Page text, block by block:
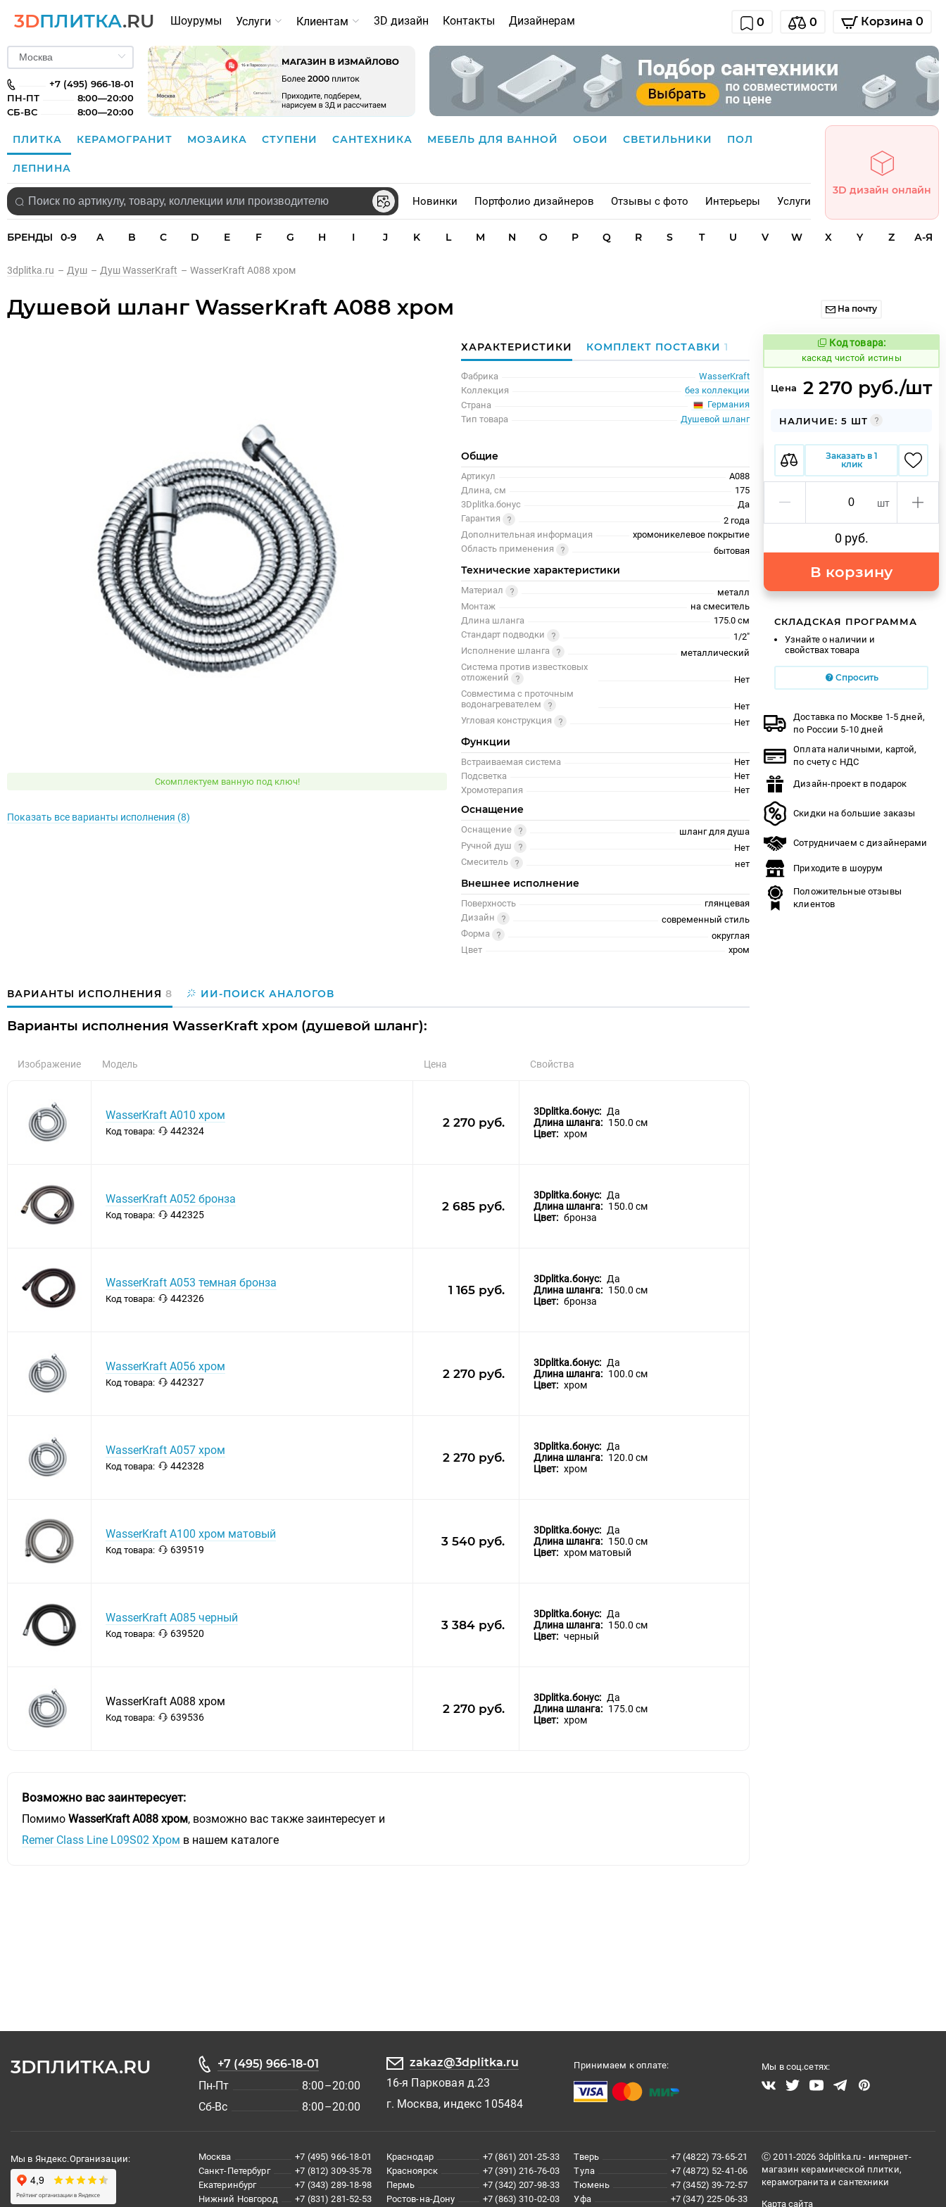
3DПЛИТКА.RU Шоурумы Услуги Клиентам 3D дизайн Контакты Дизайнерам 0 0 Корзина 0
+7 (495) 966-18-01
ПН-ПТ
8:00—20:00
СБ-ВС
8:00—20:00
ПЛИТКА КЕРАМОГРАНИТ МОЗАИКА СТУПЕНИ САНТЕХНИКА МЕБЕЛЬ ДЛЯ ВАННОЙ ОБОИ СВЕТИЛЬНИКИ ПОЛ
ЛЕПНИНА
Новинки Портфолио дизайнеров Отзывы с фото Интерьеры Услуги
3D дизайн онлайн
БРЕНДЫ 0-9 A B C D E F G H I J K L M N O P Q R S T U V W X Y Z А-Я
3dplitka.ru – Душ – Душ WasserKraft – WasserKraft A088 хром
Душевой шланг WasserKraft A088 хром На почту
Скомплектуем ванную под ключ!
Показать все варианты исполнения (8)
ХАРАКТЕРИСТИКИ КОМПЛЕКТ ПОСТАВКИ1
Фабрика
WasserKraft
Коллекция
без коллекции
Страна
Германия
Тип товара
Душевой шланг
Общие
Артикул
A088
Длина, см
175
3Dplitka.бонус
Да
Гарантия
2 года
Дополнительная информация
хромоникелевое покрытие
Область применения
бытовая
Технические характеристики
Материал
металл
Монтаж
на смеситель
Длина шланга
175.0 см
Стандарт подводки
1/2"
Исполнение шланга
металлический
Система против известковых
отложений
Нет
Совместима с проточным
водонагревателем
Нет
Угловая конструкция
Нет
Функции
Встраиваемая система
Нет
Подсветка
Нет
Хромотерапия
Нет
Оснащение
Оснащение
шланг для душа
Ручной душ
Нет
Смеситель
нет
Внешнее исполнение
Поверхность
глянцевая
Дизайн
современный стиль
Форма
округлая
Цвет
хром
ВАРИАНТЫ ИСПОЛНЕНИЯ 8 ИИ-ПОИСК АНАЛОГОВ
Варианты исполнения WasserKraft хром (душевой шланг):
Изображение Модель Цена Свойства
WasserKraft A010 хром
Код товара: 442324
2 270 руб.
3Dplitka.бонус: Да
Длина шланга: 150.0 см
Цвет: хром
WasserKraft A052 бронза
Код товара: 442325
2 685 руб.
3Dplitka.бонус: Да
Длина шланга: 150.0 см
Цвет: бронза
WasserKraft A053 темная бронза
Код товара: 442326
1 165 руб.
3Dplitka.бонус: Да
Длина шланга: 150.0 см
Цвет: бронза
WasserKraft A056 хром
Код товара: 442327
2 270 руб.
3Dplitka.бонус: Да
Длина шланга: 100.0 см
Цвет: хром
WasserKraft A057 хром
Код товара: 442328
2 270 руб.
3Dplitka.бонус: Да
Длина шланга: 120.0 см
Цвет: хром
WasserKraft A100 хром матовый
Код товара: 639519
3 540 руб.
3Dplitka.бонус: Да
Длина шланга: 150.0 см
Цвет: хром матовый
WasserKraft A085 черный
Код товара: 639520
3 384 руб.
3Dplitka.бонус: Да
Длина шланга: 150.0 см
Цвет: черный
WasserKraft A088 хром
Код товара: 639536
2 270 руб.
3Dplitka.бонус: Да
Длина шланга: 175.0 см
Цвет: хром
Возможно вас заинтересует:
Помимо WasserKraft A088 хром, возможно вас также заинтересует и
Remer Class Line L09S02 Хром в нашем каталоге
Код товара:
639536 Код товара:
каскад чистой истины
Цена 2 270 руб./шт
НАЛИЧИЕ: 5 ШТ
Заказать в 1
клик
шт
0 руб.
В корзину
СКЛАДСКАЯ ПРОГРАММА
Узнайте о наличии и
свойствах товара
Спросить
Доставка по Москве 1-5 дней,
по России 5-10 дней
Оплата наличными, картой,
по счету с НДС
Дизайн-проект в подарок
Скидки на большие заказы
Сотрудничаем с дизайнерами
Приходите в шоурум
Положительные отзывы
клиентов
3DПЛИТКА.RU
+7 (495) 966-18-01
Пн-Пт
8:00–20:00
Сб-Вс
8:00–20:00
zakaz@3dplitka.ru
16-я Парковая д.23
г. Москва, индекс 105484
Принимаем к оплате: Мы в соц.сетях:
Мы в Яндекс.Организации: Москва
+7 (495) 966-18-01
Санкт-Петербург
+7 (812) 309-35-78
Екатеринбург
+7 (343) 289-18-98
Нижний Новгород
+7 (831) 281-52-53
Краснодар
+7 (861) 201-25-33
Красноярск
+7 (391) 216-76-03
Пермь
+7 (342) 207-98-33
Ростов-на-Дону
+7 (863) 310-02-03
Тверь
+7 (4822) 73-65-21
Тула
+7 (4872) 52-41-06
Тюмень
+7 (3452) 39-72-57
Уфа
+7 (347) 225-06-33
Ⓒ 2011-2026 3dplitka.ru - интернет-
магазин керамической плитки,
керамогранита и сантехники
Карта сайта